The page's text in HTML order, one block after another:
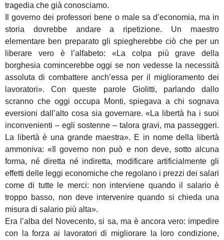
tragedia che già conosciamo.
Il governo dei professori bene o male sa d’economia, ma in
storia dovrebbe andare a ripetizione. Un maestro
elementare ben preparato gli spiegherebbe ciò che per un
liberare vero è l’alfabeto: «La colpa più grave della
borghesia comincerebbe oggi se non vedesse la necessità
assoluta di combattere anch’essa per il miglioramento dei
lavoratori». Con queste parole Giolitti, parlando dallo
scranno che oggi occupa Monti, spiegava a chi sognava
eversioni dall’alto cosa sia governare. «La libertà ha i suoi
inconvenienti – egli sostenne – talora gravi, ma passeggeri.
La libertà è una grande maestra». E in nome della libertà
ammoniva: «Il governo non può e non deve, sotto alcuna
forma, né diretta né indiretta, modificare artificialmente gli
effetti delle leggi economiche che regolano i prezzi dei salari
come di tutte le merci: non interviene quando il salario è
troppo basso, non deve intervenire quando si chieda una
misura di salario più alta».
Era l’alba del Novecento, si sa, ma è ancora vero: impedire
con la forza ai lavoratori di migliorare la loro condizione,